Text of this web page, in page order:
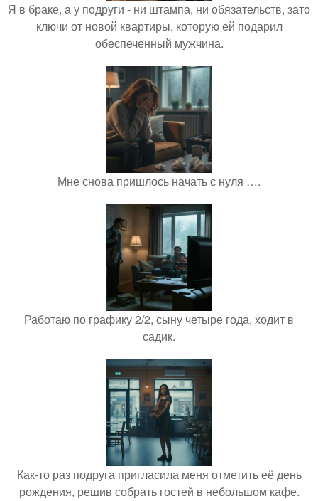
Я в браке, а у подруги - ни штампа, ни обязательств, зато
ключи от новой квартиры, которую ей подарил
обеспеченный мужчина.
Мне снова пришлось начать с нуля ….
Работаю по графику 2/2, сыну четыре года, ходит в
садик.
Как-то раз подруга пригласила меня отметить её день
рождения, решив собрать гостей в небольшом кафе.